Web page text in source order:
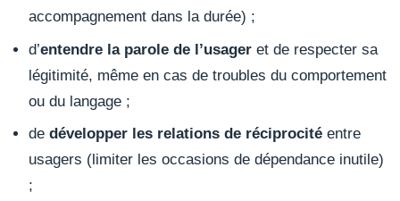
accompagnement dans la durée) ;
d’entendre la parole de l’usager et de respecter sa
légitimité, même en cas de troubles du comportement
ou du langage ;
dedévelopper les relations de réciprocité entre
usagers (limiter les occasions de dépendance inutile)
;